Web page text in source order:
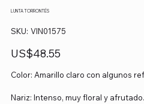
LUNTA TORRONTÉS
SKU: SKU
VIN01575
VIN01575
Precio
US$48.55
Color: Amarillo claro con algunos
Nariz: Intenso, muy floral y